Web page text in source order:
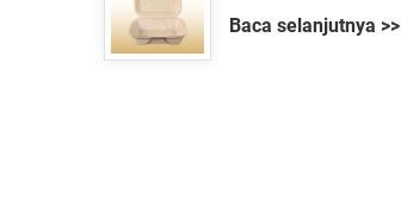
Baca selanjutnya >>